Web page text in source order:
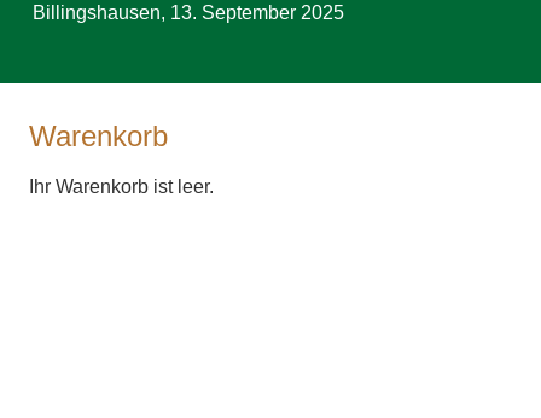
Billingshausen, 13. September 2025
Warenkorb
Ihr Warenkorb ist leer.